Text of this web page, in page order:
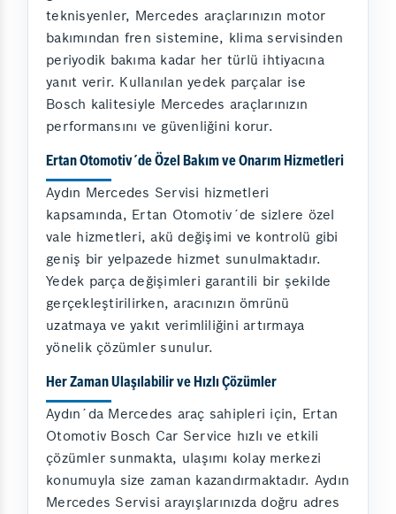
teknisyenler, Mercedes araçlarınızın motor
bakımından fren sistemine, klima servisinden
periyodik bakıma kadar her türlü ihtiyacına
yanıt verir. Kullanılan yedek parçalar ise
Bosch kalitesiyle Mercedes araçlarınızın
performansını ve güvenliğini korur.
Ertan Otomotiv´de Özel Bakım ve Onarım Hizmetleri
Aydın Mercedes Servisi hizmetleri
kapsamında, Ertan Otomotiv´de sizlere özel
vale hizmetleri, akü değişimi ve kontrolü gibi
geniş bir yelpazede hizmet sunulmaktadır.
Yedek parça değişimleri garantili bir şekilde
gerçekleştirilirken, aracınızın ömrünü
uzatmaya ve yakıt verimliliğini artırmaya
yönelik çözümler sunulur.
Her Zaman Ulaşılabilir ve Hızlı Çözümler
Aydın´da Mercedes araç sahipleri için, Ertan
Otomotiv Bosch Car Service hızlı ve etkili
çözümler sunmakta, ulaşımı kolay merkezi
konumuyla size zaman kazandırmaktadır. Aydın
Mercedes Servisi arayışlarınızda doğru adres